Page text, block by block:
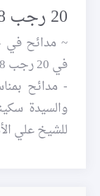
20 رجب 1438 للهجرة
~ مدائح في
في 20 رجب 1438 / 18 - 4 - 2017:
- مدائح
والسيدة
للشيخ علي